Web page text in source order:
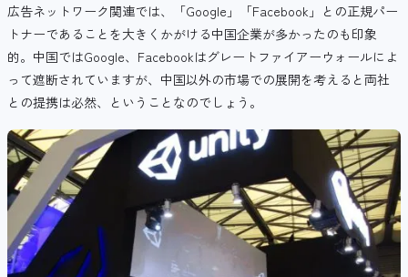
広告ネットワーク関連では、「Google」「Facebook」との正規パー
トナーであることを大きくかがける中国企業が多かったのも印象
的。中国ではGoogle、Facebookはグレートファイアーウォールによ
って遮断されていますが、中国以外の市場での展開を考えると両社
との提携は必然、ということなのでしょう。